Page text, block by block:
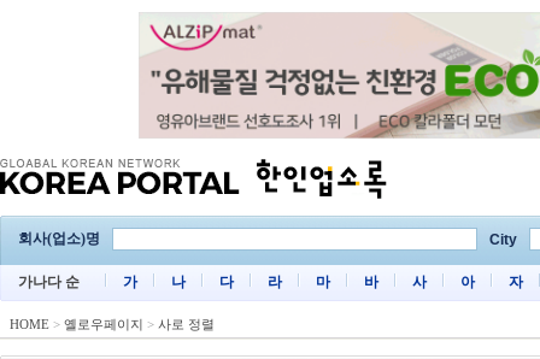
회사(업소)명 City
가나다 순 가 나 다 라 마 바 사 아 자
HOME > 옐로우페이지 > 사로 정렬